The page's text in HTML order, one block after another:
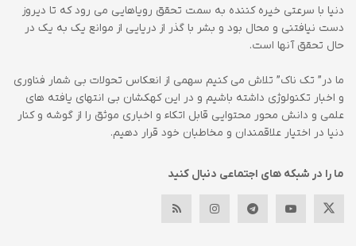
دنیا با سرعتی خیره کننده به سمت تحقق رویاهایی می رود که تا دیروز
دست نیافتنی و محال بود و بشر با گذر از دریایی از موانع یک به یک در
حال تحقق آنها است.
ما در” تک ناک” تلاش می کنیم سهمی از انعکاس تحولات بی شمار فناوری
و اخبار تکنولوژی داشته باشیم و در این کهکشان بی انتهای یافته های
علمی و دانش محور محتوایی قابل اتکاء و اخباری موثق را از گوشه و کنار
دنیا در اختیار علاقمندان و مخاطبان خود قرار دهیم.
ما را در شبکه های اجتماعی دنبال کنید